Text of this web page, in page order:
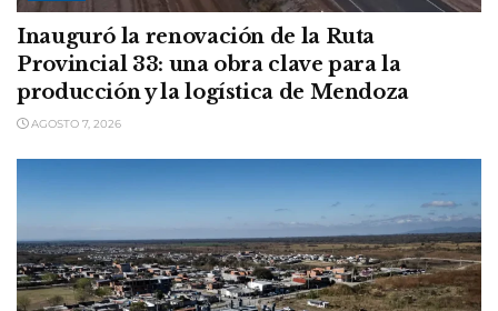
Inauguró la renovación de la Ruta
Provincial 33: una obra clave para la
producción y la logística de Mendoza
AGOSTO 7, 2026